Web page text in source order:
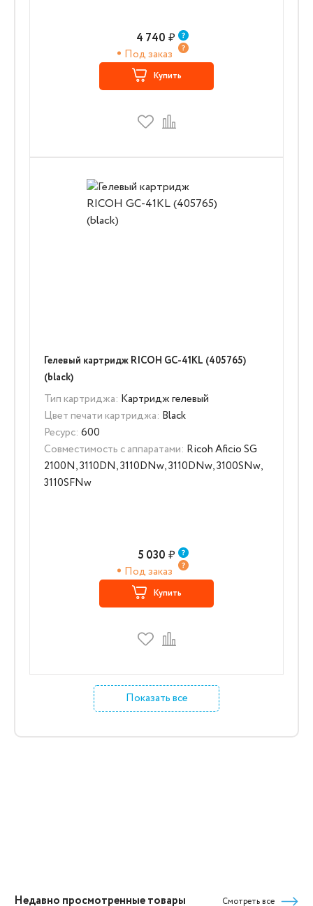
4 740 ₽
Под заказ
Купить
Гелевый картридж RICOH GC-41KL (405765)
(black)
Тип картриджа: Картридж гелевый
Цвет печати картриджа: Black
Ресурс: 600
Совместимость с аппаратами: Ricoh Aficio SG
2100N, 3110DN, 3110DNw, 3110DNw, 3100SNw,
3110SFNw
5 030 ₽
Под заказ
Купить
Показать все
Недавно просмотренные товары Смотреть все